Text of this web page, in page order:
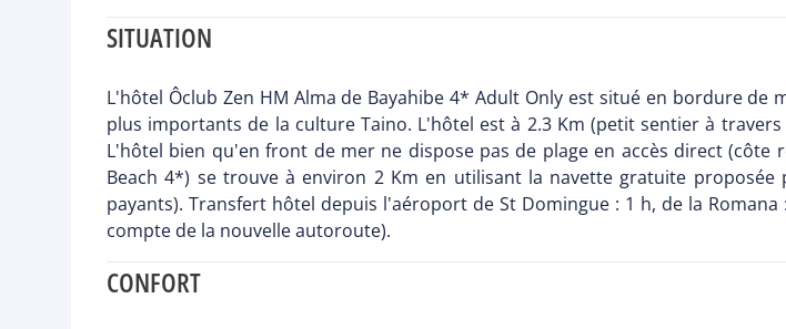
SITUATION
L'hôtel Ôclub Zen HM Alma de Bayahibe 4* Adult Only est situé en bordure
plus importants de la culture Taino. L'hôtel est à 2.3 Km (petit sentier à
L'hôtel bien qu'en front de mer ne dispose pas de plage en accès direct (côte
Beach 4*) se trouve à environ 2 Km en utilisant la navette gratuite
payants). Transfert hôtel depuis l'aéroport de St Domingue : 1 h, de la
compte de la nouvelle autoroute).
CONFORT